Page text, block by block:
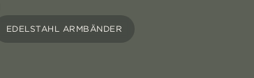
EDELSTAHL ARMBÄNDER